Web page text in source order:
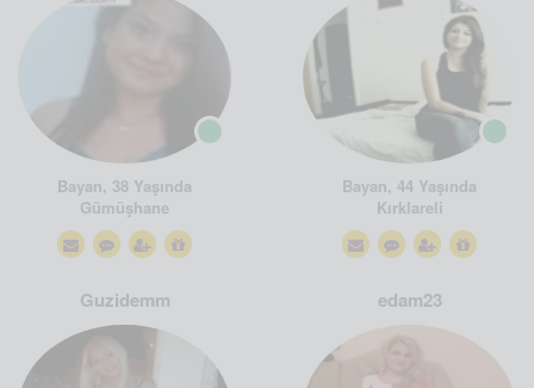
Bayan, 38 Yaşında
Gümüşhane
Bayan, 44 Yaşında
Kırklareli
Guzidemm edam23